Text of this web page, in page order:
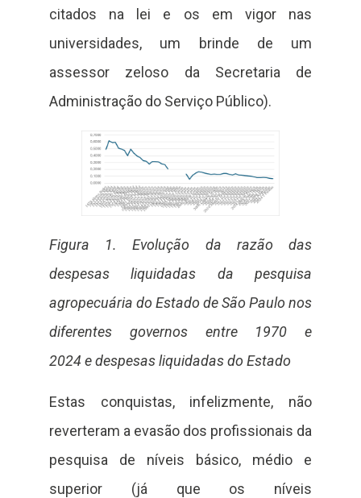
citados na lei e os em vigor nas
universidades, um brinde de um
assessor zeloso da Secretaria de
Administração do Serviço Público).
Figura 1. Evolução da razão das
despesas liquidadas da pesquisa
agropecuária do Estado de São Paulo nos
diferentes governos entre 1970 e
2024 e despesas liquidadas do Estado
Estas conquistas, infelizmente, não
reverteram a evasão dos profissionais da
pesquisa de níveis básico, médio e
superior (já que os níveis